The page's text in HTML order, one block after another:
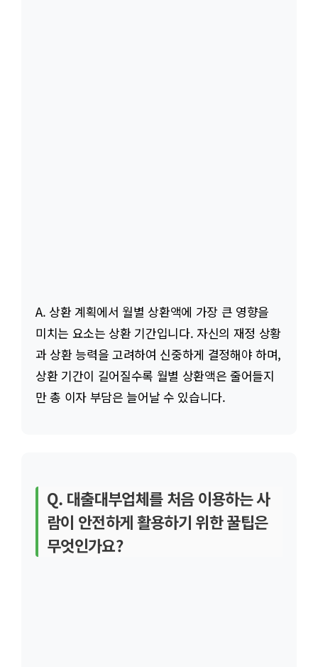
A. 상환 계획에서 월별 상환액에 가장 큰 영향을
미치는 요소는 상환 기간입니다. 자신의 재정 상황
과 상환 능력을 고려하여 신중하게 결정해야 하며,
상환 기간이 길어질수록 월별 상환액은 줄어들지
만 총 이자 부담은 늘어날 수 있습니다.
Q. 대출대부업체를 처음 이용하는 사
람이 안전하게 활용하기 위한 꿀팁은
무엇인가요?